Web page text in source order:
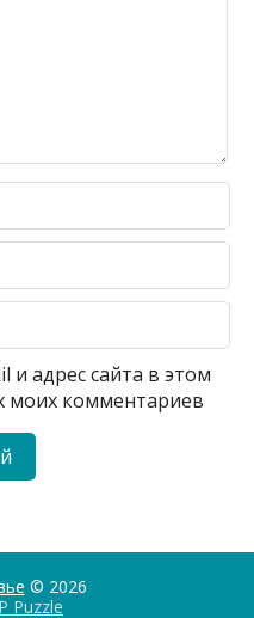
и адрес сайта в этом
моих комментариев
© 2026
Puzzle